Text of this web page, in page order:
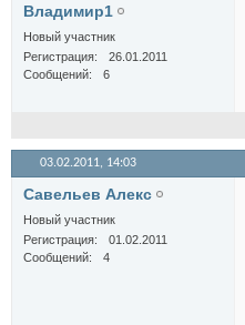
Владимир1
Новый участник
Регистрация
26.01.2011
Сообщений
6
03.02.2011, 14:03
Савельев Алекс
Новый участник
Регистрация
01.02.2011
Сообщений
4